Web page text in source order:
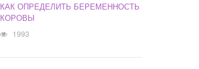
КАК ОПРЕДЕЛИТЬ БЕРЕМЕННОСТЬ
КОРОВЫ
1993